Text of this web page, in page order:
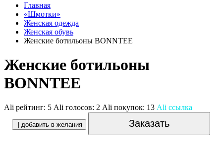
Главная
«Шмотки»
Женская одежда
Женская обувь
Женские ботильоны BONNTEE
Женские ботильоны
BONNTEE
Ali рейтинг: 5 Ali голосов: 2 Ali покупок: 13 Ali ссылка
| добавить в желания Заказать